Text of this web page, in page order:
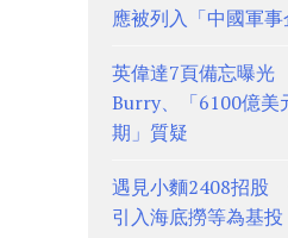
應被列入「中國軍事
英偉達7頁備忘曝
Burry、「6100億美
期」質疑
遇見小麵2408招股
引入海底撈等為基投